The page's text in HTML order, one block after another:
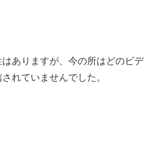
ありますが、今の所はどのビデ
れていませんでした。